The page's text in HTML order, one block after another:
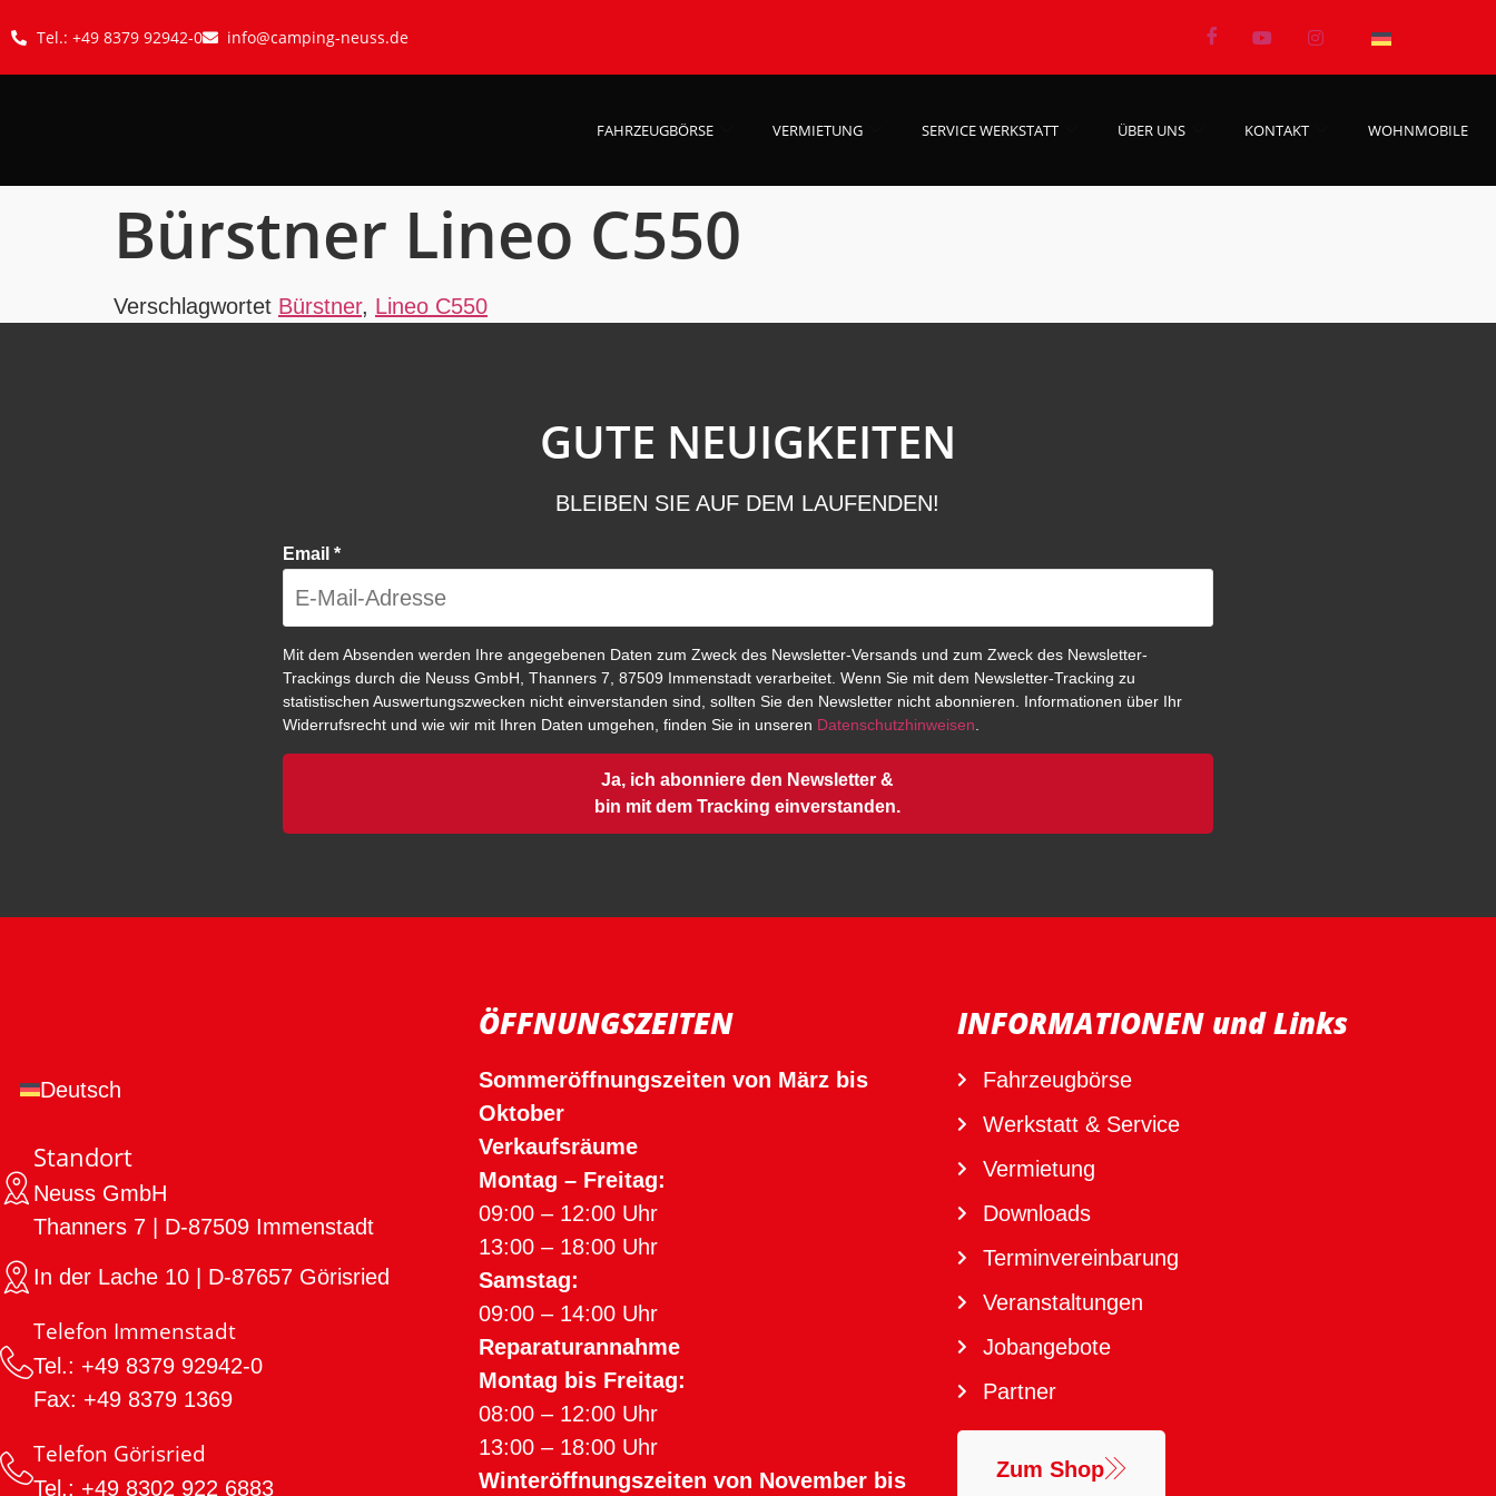
Tel.: +49 8379 92942-0 info@camping-neuss.de
FAHRZEUGBÖRSE VERMIETUNG SERVICE WERKSTATT ÜBER UNS KONTAKT WOHNMOBILE
Bürstner Lineo C550
Verschlagwortet Bürstner, Lineo C550
GUTE NEUIGKEITEN
BLEIBEN SIE AUF DEM LAUFENDEN!
Email *
Mit dem Absenden werden Ihre angegebenen Daten zum Zweck des Newsletter-Versands und zum Zweck des Newsletter-
Trackings durch die Neuss GmbH, Thanners 7, 87509 Immenstadt verarbeitet. Wenn Sie mit dem Newsletter-Tracking zu
statistischen Auswertungszwecken nicht einverstanden sind, sollten Sie den Newsletter nicht abonnieren. Informationen über Ihr
Widerrufsrecht und wie wir mit Ihren Daten umgehen, finden Sie in unseren Datenschutzhinweisen.
Ja, ich abonniere den Newsletter &
bin mit dem Tracking einverstanden.
Deutsch
Standort
Neuss GmbH
Thanners 7 | D-87509 Immenstadt
In der Lache 10 | D-87657 Görisried
Telefon Immenstadt
Tel.: +49 8379 92942-0
Fax: +49 8379 1369
Telefon Görisried
Tel.: +49 8302 922 6883
ÖFFNUNGSZEITEN
Sommeröffnungszeiten von März bis
Oktober
Verkaufsräume
Montag – Freitag:
09:00 – 12:00 Uhr
13:00 – 18:00 Uhr
Samstag:
09:00 – 14:00 Uhr
Reparaturannahme
Montag bis Freitag:
08:00 – 12:00 Uhr
13:00 – 18:00 Uhr
Winteröffnungszeiten von November bis
INFORMATIONEN und Links
Fahrzeugbörse
Werkstatt & Service
Vermietung
Downloads
Terminvereinbarung
Veranstaltungen
Jobangebote
Partner
Zum Shop